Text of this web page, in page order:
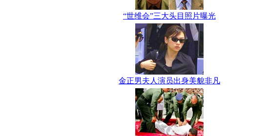
“世维会”三大头目照片曝光
金正男夫人演员出身美貌非凡